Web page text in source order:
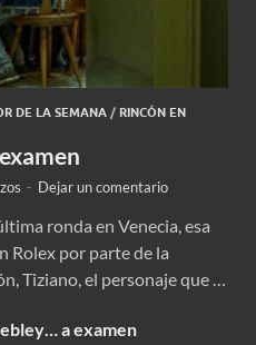
DE LA SEMANA / RINCÓN EN
- Dejar un comentario
ronda en Venecia, esa
Rolex por parte de la
Tiziano, el personaje que …
a examen